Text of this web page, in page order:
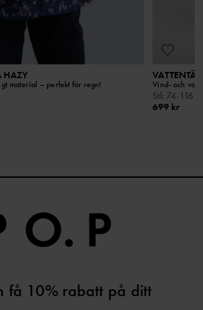
HAZY
material – perfekt för regn! Vind- och
Stl : 74-116
699 kr
få 10% rabatt på ditt